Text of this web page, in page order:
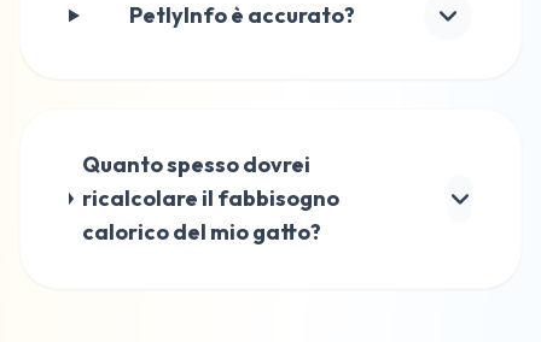
PetlyInfo è accurato?
Quanto spesso dovrei
ricalcolare il fabbisogno
calorico del mio gatto?